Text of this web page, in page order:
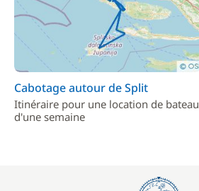
Cabotage autour de Split
Itinéraire pour une location de bateau
d'une semaine